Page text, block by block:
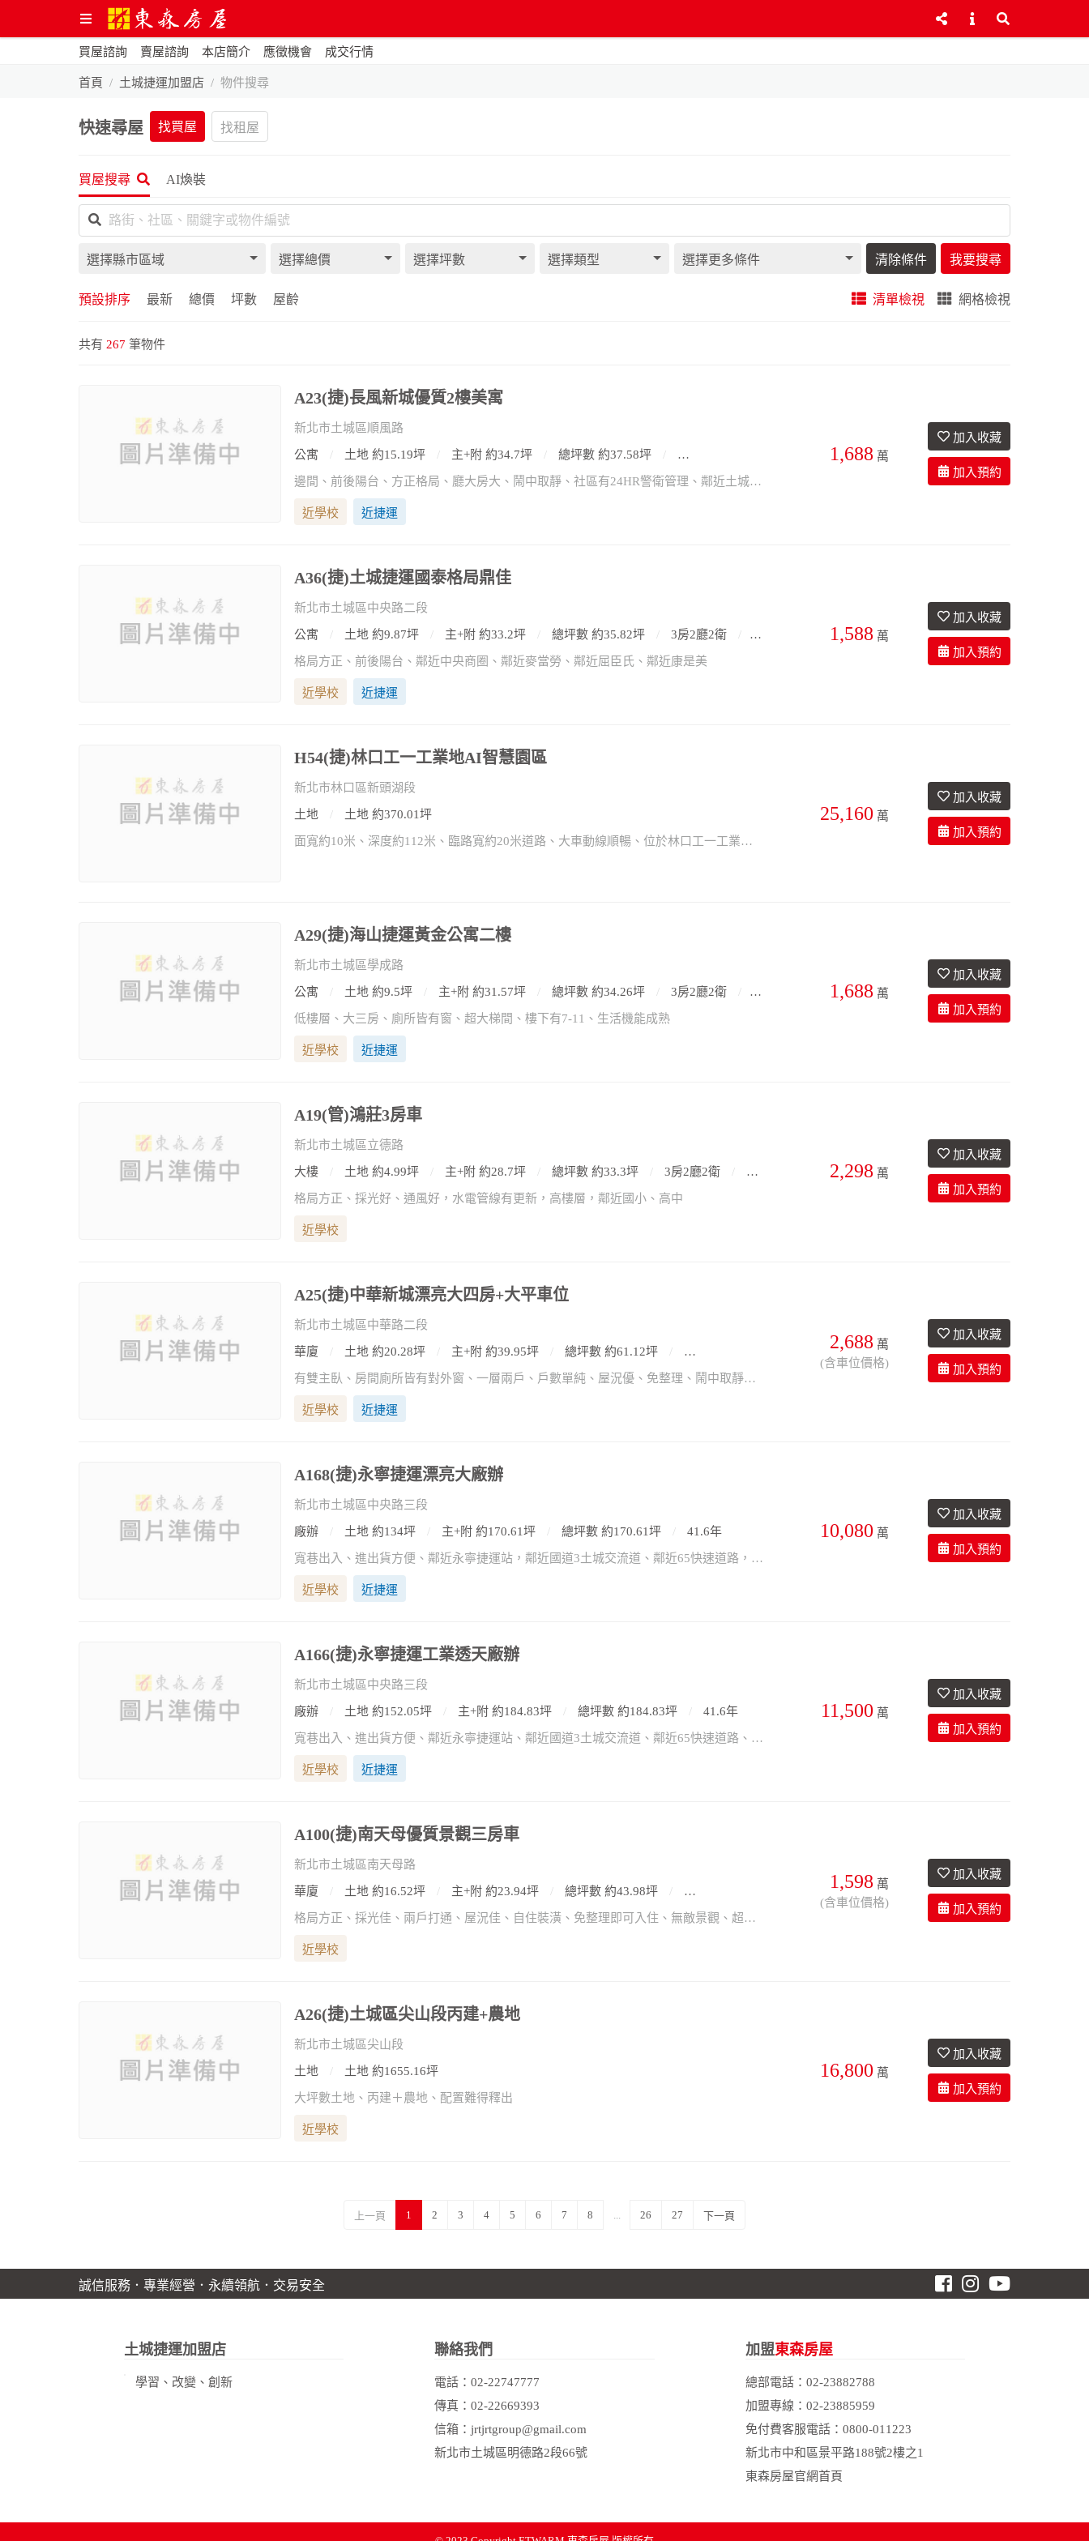
買屋諮詢 賣屋諮詢 本店簡介 應徵機會 成交行情
首頁 土城捷運加盟店 物件搜尋
快速尋屋 找買屋 找租屋
買屋搜尋 AI煥裝
選擇縣市區域 選擇總價 選擇坪數 選擇類型 選擇更多條件 清除條件 我要搜尋
預設排序 最新 總價 坪數 屋齡 清單檢視 網格檢視
共有 267 筆物件
A23(捷)長風新城優質2樓美寓
1,688 萬
新北市土城區順風路
公寓 土地 約15.19坪 主+附 約34.7坪 總坪數 約37.58坪 3房2廳2衛
邊間、前後陽台、方正格局、廳大房大、鬧中取靜、社區有24HR警衛管理、鄰近土城捷運站、鄰近土城國小、交通便利、生活一級優!
近學校 近捷運
A36(捷)土城捷運國泰格局鼎佳
1,588 萬
新北市土城區中央路二段
公寓 土地 約9.87坪 主+附 約33.2坪 總坪數 約35.82坪 3房2廳2衛 39.7年
格局方正、前後陽台、鄰近中央商圈、鄰近麥當勞、鄰近屈臣氏、鄰近康是美
近學校 近捷運
H54(捷)林口工一工業地AI智慧園區
25,160 萬
新北市林口區新頭湖段
土地 土地 約370.01坪
面寬約10米、深度約112米、臨路寬約20米道路、大車動線順暢、位於林口工一工業區、鎖定未來AI產業核心地段、
A29(捷)海山捷運黃金公寓二樓
1,688 萬
新北市土城區學成路
公寓 土地 約9.5坪 主+附 約31.57坪 總坪數 約34.26坪 3房2廳2衛 39.6年
低樓層、大三房、廁所皆有窗、超大梯間、樓下有7-11、生活機能成熟
近學校 近捷運
A19(管)鴻莊3房車
2,298 萬
新北市土城區立德路
大樓 土地 約4.99坪 主+附 約28.7坪 總坪數 約33.3坪 3房2廳2衛 32.2年
格局方正、採光好、通風好，水電管線有更新，高樓層，鄰近國小、高中
近學校
A25(捷)中華新城漂亮大四房+大平車位
2,688 萬
(含車位價格)
新北市土城區中華路二段
華廈 土地 約20.28坪 主+附 約39.95坪 總坪數 約61.12坪 4房2廳3衛 有車位
有雙主臥、房間廁所皆有對外窗、一層兩戶、戶數單純、屋況優、免整理、鬧中取靜、有24小時警衛管理、鄰近土城捷運站、生活機能佳
近學校 近捷運
A168(捷)永寧捷運漂亮大廠辦
10,080 萬
新北市土城區中央路三段
廠辦 土地 約134坪 主+附 約170.61坪 總坪數 約170.61坪 41.6年
寬巷出入、進出貨方便、鄰近永寧捷運站，鄰近國道3土城交流道、鄰近65快速道路，交通便利。
近學校 近捷運
A166(捷)永寧捷運工業透天廠辦
11,500 萬
新北市土城區中央路三段
廠辦 土地 約152.05坪 主+附 約184.83坪 總坪數 約184.83坪 41.6年
寬巷出入、進出貨方便、鄰近永寧捷運站、鄰近國道3土城交流道、鄰近65快速道路、交通便利
近學校 近捷運
A100(捷)南天母優質景觀三房車
1,598 萬
(含車位價格)
新北市土城區南天母路
華廈 土地 約16.52坪 主+附 約23.94坪 總坪數 約43.98坪 3房3廳3衛 有車位
格局方正、採光佳、兩戶打通、屋況佳、自住裝潢、免整理即可入住、無敵景觀、超大專用梯間、優質社區
近學校
A26(捷)土城區尖山段丙建+農地
16,800 萬
新北市土城區尖山段
土地 土地 約1655.16坪
大坪數土地、丙建＋農地、配置難得釋出
近學校
上一頁 1 2 3 4 5 6 7 8 26 27 下一頁
誠信服務．專業經營．永續領航．交易安全
土城捷運加盟店
學習、改變、創新
聯絡我們
電話：02-22747777
傳真：02-22669393
信箱：jrtjrtgroup@gmail.com
新北市土城區明德路2段66號
加盟東森房屋
總部電話： 02-23882788
加盟專線： 02-23885959
免付費客服電話： 0800-011223
新北市中和區景平路188號2樓之1
東森房屋官網首頁